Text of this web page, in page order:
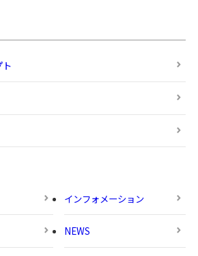
インフォメーション
NEWS